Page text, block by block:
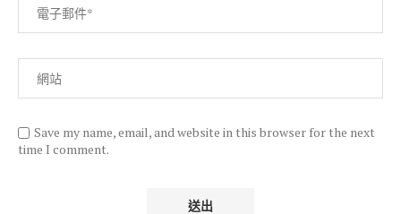
Save my name, email, and website in this browser for the next
time I comment.